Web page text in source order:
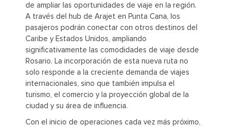
de ampliar las oportunidades de viaje en la región.
A través del hub de Arajet en Punta Cana, los
pasajeros podrán conectar con otros destinos del
Caribe y Estados Unidos, ampliando
significativamente las comodidades de viaje desde
Rosario. La incorporación de esta nueva ruta no
solo responde a la creciente demanda de viajes
internacionales, sino que también impulsa el
turismo, el comercio y la proyección global de la
ciudad y su área de influencia.
Con el inicio de operaciones cada vez más próximo,